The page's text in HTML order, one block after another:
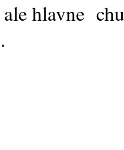
hlavne